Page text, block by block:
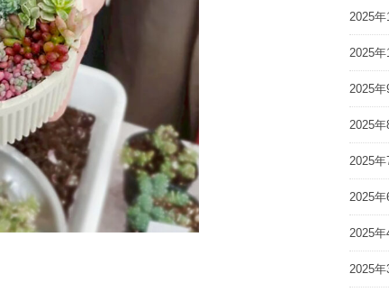
2025年
2025年
2025年
2025年
2025年
2025年
2025年
2025年